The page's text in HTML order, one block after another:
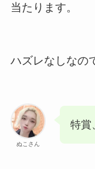
当たります。
ハズレなしなの
ぬこさん
特賞